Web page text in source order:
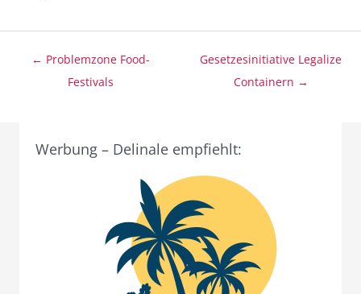
Beitragsnavigation
← Problemzone Food-
Festivals
Gesetzesinitiative Legalize
Containern →
Werbung – Delinale empfiehlt: